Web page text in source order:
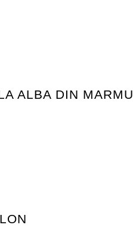
ALBA DIN